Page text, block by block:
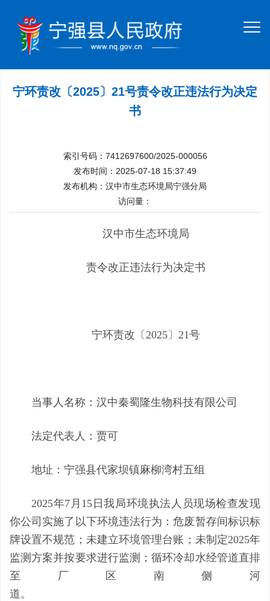
宁环责改〔2025〕21号责令改正违法行为决定
书
索引号码：7412697600/2025-000056
发布时间：2025-07-18 15:37:49
发布机构：汉中市生态环境局宁强分局
访问量：
汉中市生态环境局
责令改正违法行为决定书
宁环责改〔2025〕 21号
当事人名称：汉中秦蜀隆生物科技有限公司
法定代表人：贾可
地址：宁强县代家坝镇麻柳湾村五组
2025年7月15日我局环境执法人员现场检查发现
你公司实施了以下环境违法行为：危废暂存间标识标
牌设置不规范；未建立环境管理台账；未制定2025年
监测方案并按要求进行监测；循环冷却水经管道直排
至厂区南侧河
道。